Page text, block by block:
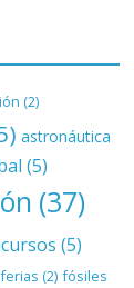
(2)
astronáutica
(5)
(37)
(5)
ferias (2) fósiles